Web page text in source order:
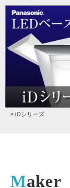
> iDシリーズ
Maker